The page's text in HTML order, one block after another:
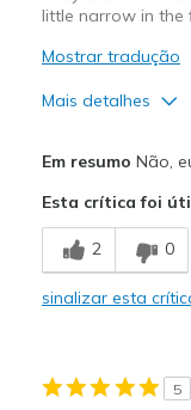
little narrow in the
Mostrar tradução
Mais detalhes
Melhores
Travel
View On Shoes
Em resumo Não,
Esta crítica foi
2 0
sinalizar esta
5